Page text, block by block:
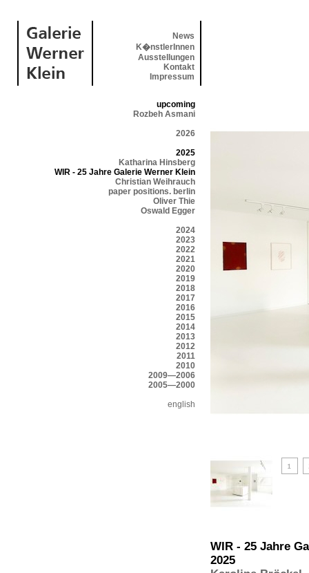
News
K�nstlerInnen
Ausstellungen
Kontakt
Impressum
upcoming
Rozbeh Asmani
2026
2025
Katharina Hinsberg
WIR - 25 Jahre Galerie Werner Klein
Christian Weihrauch
paper positions. berlin
Oliver Thie
Oswald Egger
2024
2023
2022
2021
2020
2019
2018
2017
2016
2015
2014
2013
2012
2011
2010
2009—2006
2005—2000
english
WIR - 25 Jahre
2025